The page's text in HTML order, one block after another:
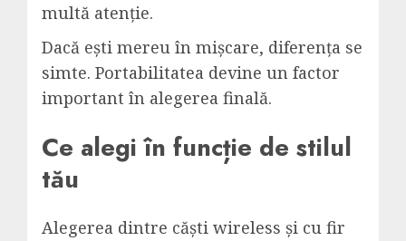
multă atenție.
Dacă ești mereu în mișcare, diferența se
simte. Portabilitatea devine un factor
important în alegerea finală.
Ce alegi în funcție de stilul
tău
Alegerea dintre căști wireless și cu fir